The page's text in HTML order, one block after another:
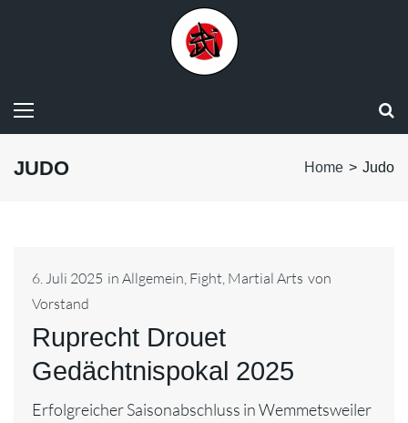
JUDO Home > Judo
6. Juli 2025 in Allgemein, Fight, Martial Arts von
Vorstand
Ruprecht Drouet
Gedächtnispokal 2025
Erfolgreicher Saisonabschluss in Wemmetsweiler